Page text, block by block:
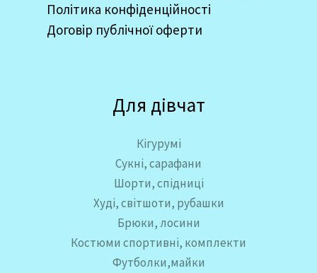
Політика конфіденційності
Договір публічної оферти
Для дівчат
Кігурумі
Сукні, сарафани
Шорти, спідниці
Худі, світшоти, рубашки
Брюки, лосини
Костюми спортивні, комплекти
Футболки,майки